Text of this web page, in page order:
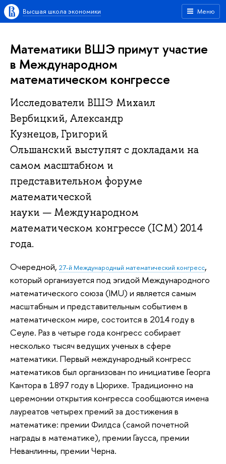
Меню
Высшая школа экономики
Математики ВШЭ примут участие
в Международном
математическом конгрессе
Исследователи ВШЭ Михаил
Вербицкий, Александр
Кузнецов, Григорий
Ольшанский выступят с докладами на
самом масштабном и
представительном форуме
математической
науки — Международном
математическом конгрессе (ICM) 2014
года.
Очередной, 27-й Международный математический конгресс,
который организуется под эгидой Международного
математического союза (IMU) и является самым
масштабным и представительным событием в
математическом мире, состоится в 2014 году в
Сеуле. Раз в четыре года конгресс собирает
несколько тысяч ведущих ученых в сфере
математики. Первый международный конгресс
математиков был организован по инициативе Георга
Кантора в 1897 году в Цюрихе. Традиционно на
церемонии открытия конгресса сообщаются имена
лауреатов четырех премий за достижения в
математике: премии Филдса (самой почетной
награды в математике), премии Гаусса, премии
Неванлинны, премии Черна.